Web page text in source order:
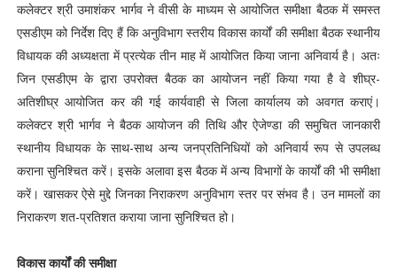
कलेक्टर श्री उमाशंकर भार्गव ने वीसी के माध्यम से आयोजित समीक्षा बैठक में समस्त
एसडीएम को निर्देश दिए हैं कि अनुविभाग स्तरीय विकास कार्यों की समीक्षा बैठक स्थानीय
विधायक की अध्यक्षता में प्रत्येक तीन माह में आयोजित किया जाना अनिवार्य है। अतः
जिन एसडीएम के द्वारा उपरोक्त बैठक का आयोजन नहीं किया गया है वे शीघ्र-
अतिशीघ्र आयोजित कर की गई कार्यवाही से जिला कार्यालय को अवगत कराएं।
कलेक्टर श्री भार्गव ने बैठक आयोजन की तिथि और ऐजेण्डा की समुचित जानकारी
स्थानीय विधायक के साथ-साथ अन्य जनप्रतिनिधियों को अनिवार्य रूप से उपलब्ध
कराना सुनिश्चित करें। इसके अलावा इस बैठक में अन्य विभागों के कार्यों की भी समीक्षा
करें। खासकर ऐसे मुद्दे जिनका निराकरण अनुविभाग स्तर पर संभव है। उन मामलों का
निराकरण शत-प्रतिशत कराया जाना सुनिश्चित हो।
विकास कार्यों की समीक्षा